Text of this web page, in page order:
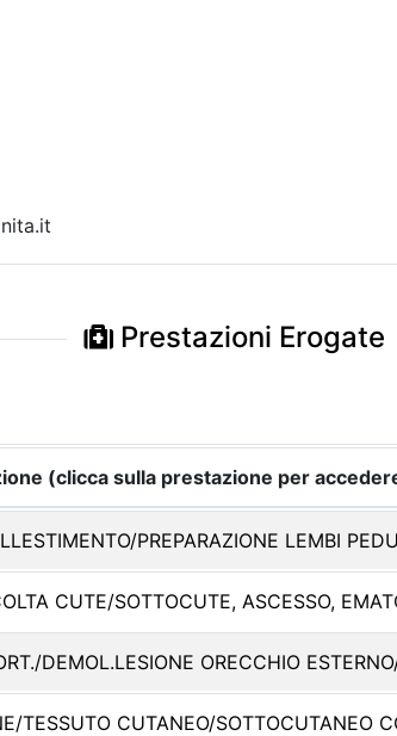
Prestazioni Erogate
(clicca sulla prestazione per
PREPARAZIONE LEMBI
CUTE/SOTTOCUTE, ASCESSO,
DEMOL.LESIONE ORECCHIO
TESSUTO CUTANEO/SOTTOCUTANEO